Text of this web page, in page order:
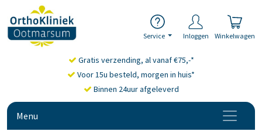
Service Inloggen Winkelwagen
Gratis verzending, al vanaf €75,-*
Voor 15u besteld, morgen in huis*
Binnen 24uur afgeleverd
Menu